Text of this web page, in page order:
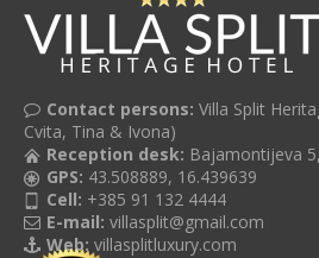
Contact persons: Villa Split
Cvita, Tina & Ivona)
Reception desk: Bajamontijeva
GPS: 43.508889, 16.439639
Cell: +385 91 132 4444
E-mail: villasplit@gmail.com
Web: villasplitluxury.com